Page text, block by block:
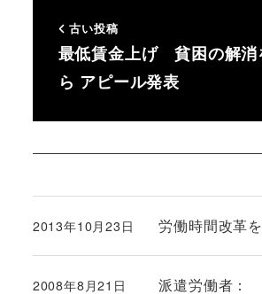
古い投稿
最低賃金上げ 貧困の解消
ら アピール発表
労働時間改革
投稿日
2013年10月23日
派遣労働者：
2008年8月21日